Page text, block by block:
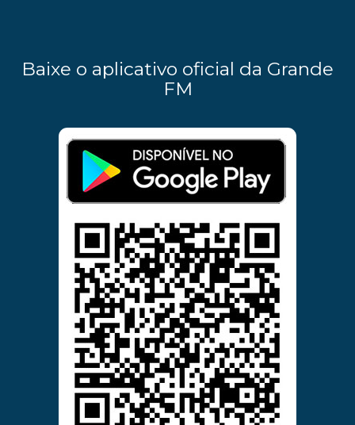
Baixe o aplicativo oficial da Grande
FM